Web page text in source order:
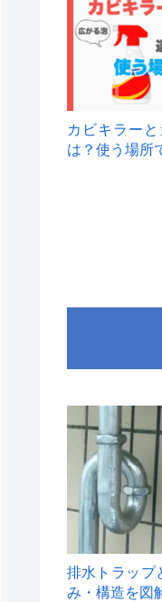
カビキラー
は？使う場所
1
排水トラップ
み・構造を図